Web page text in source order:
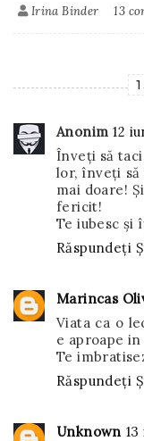
Irina Binder 13
Anonim 12
Înveți să
lor, înveți
mai doare!
fericit!
Te iubesc și
Răspundeți
Marincas
Viata ca o
e aproape
Te
Răspundeți
Unknown